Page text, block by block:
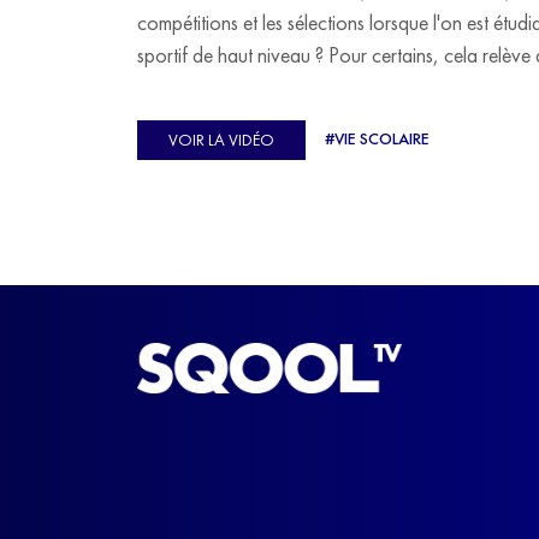
compétitions et les sélections lorsque l'on est
sportif de haut niveau ? Pour certains, cela relève
Ulysse Soriano, vice-champion d'Europe de
ball, qui a failli abandonner ses études avant de
VOIR LA VIDÉO #VIE SCOLAIRE